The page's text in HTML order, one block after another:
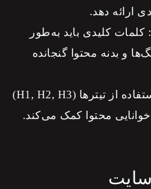
ارائه دهد.
: کلمات کلیدی باید به‌طور
و بدنه محتوا گنجانده
: استفاده از تیترها (H1, H2, H3)
محتوا کمک می‌کند.